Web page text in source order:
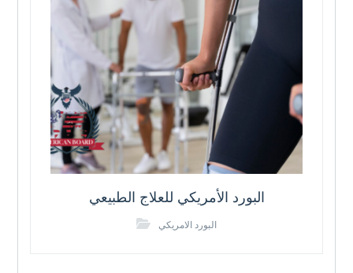
البورد الأمريكي للعلاج الطبيعي
البورد الامريكي